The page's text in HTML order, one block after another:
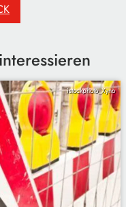
istockphoto_Xyno